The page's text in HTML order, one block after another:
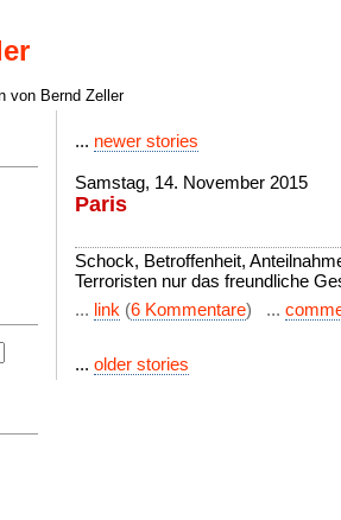
von Bernd Zeller
... newer stories
Samstag, 14. November 2015
Paris
Schock, Betroffenheit,
Terroristen nur das freundliche
... link (6 Kommentare) ...
... older stories